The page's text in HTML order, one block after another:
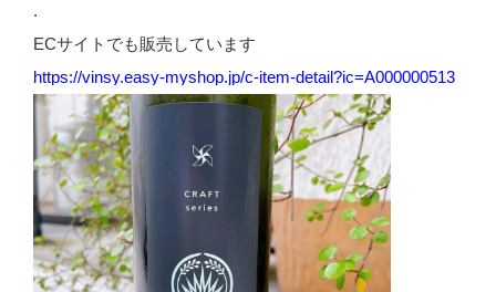
.
ECサイトでも販売しています
https://vinsy.easy-myshop.jp/c-item-detail?ic=A000000513